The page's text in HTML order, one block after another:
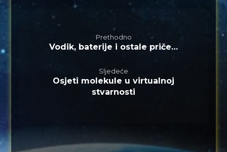
Prethodno
Vodik, baterije i ostale priče…
Sljedeće
Osjeti molekule u virtualnoj
stvarnosti